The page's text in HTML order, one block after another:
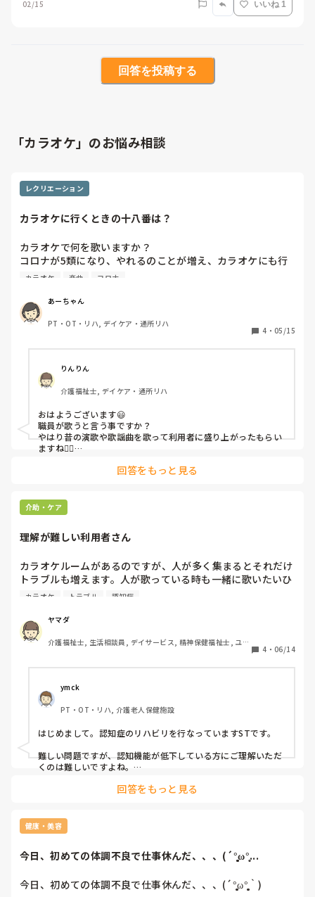
02/15 いいね 1
回答を投稿する
「カラオケ」のお悩み相談
レクリエーション
カラオケに行くときの十八番は？
カラオケで何を歌いますか？
コロナが5類になり、やれるのことが増え、カラオケにも行
く機会が増えると思うのですが…
皆さんの十八番はなんですか？
カラオケ 楽曲 コロナ
あーちゃん
PT・OT・リハ, デイケア・通所リハ
4 ・ 05/15
りんりん
介護福祉士, デイケア・通所リハ
おはようございます😃
職員が歌うと言う事ですか？
やはり昔の演歌や歌謡曲を歌って利用者に盛り上がったもらい
ますね🙆‍♀️
回答をもっと見る
介助・ケア
理解が難しい利用者さん
カラオケルームがあるのですが、人が多く集まるとそれだけ
トラブルも増えます。人が歌っている時も一緒に歌いたいひ
とと、聞いていたい人です。自分が歌っている時は歌って欲
が全部を叶えることは難しいです。中には全部だいたい大声
で歌う方もいて、他の方に聞いていた方がいいですよと言わ
れ、怒っていました。認知が酷く、理解が難しい上怒りっぽ
カラオケ トラブル 認知症
ヤマダ
介護福祉士, 生活相談員, デイサービス, 精神保健福祉士, ユニ
4 ・ 06/14
ymck
PT・OT・リハ, 介護老人保健施設
はじめまして。認知症のリハビリを行なっていますSTです。
難しい問題ですが、認知機能が低下している方にご理解いただ
くのは難しいですよね。
側の配慮と工夫が必須かと思います。もしくは、すべて合唱Ｏ
回答をもっと見る
健康・美容
今日、初めての体調不良で仕事休んだ、、、(´°̥̥̥̥̥̥̥̥ω°̥̥...
今日、初めての体調不良で仕事休んだ、、、(´°̥̥̥̥̥̥̥̥ω°̥̥̥̥̥̥̥̥｀)